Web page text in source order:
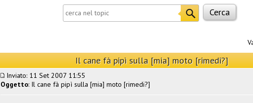
Il cane fà pipì sulla [mia] moto [rimedi?]
Inviato: 11 Set 2007 11:55
Oggetto: Il cane fà pipì sulla [mia] moto [rimedi?]